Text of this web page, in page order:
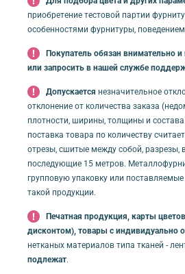
приобретение тестовой партии
особенностями фурнитуры,
Покупатель обязан внимательно
или запросить в нашей службе
Допускается незначительное
отклонение от количества заказа
плотности, ширины, толщины и состава
поставка товара по количеству
отрезы, сшитые между собой, разрезы,
последующие 15 метров.
групповую упаковку или
такой продукции.
Печатная продукция, карты
дисконтом), товары с индивидуально
нетканых материалов типа тканей -
подлежат.